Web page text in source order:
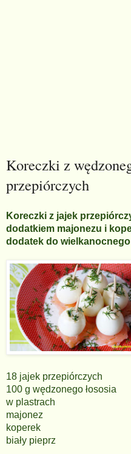
Koreczki z
przepiórczych
Koreczki z jajek
dodatkiem majonezu i
dodatek do
18 jajek przepiórczych
100 g wędzonego łososia
w plastrach
majonez
koperek
biały pieprz